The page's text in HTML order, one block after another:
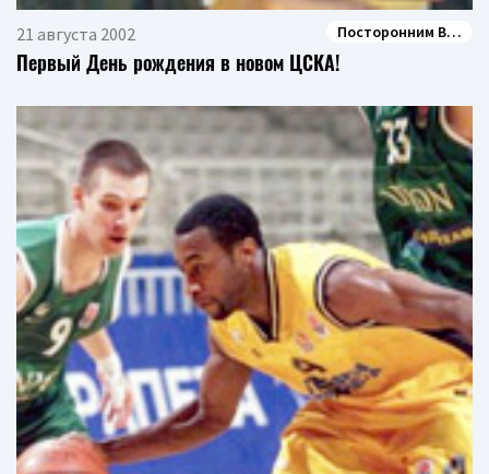
21 августа 2002 Посторонним В…
Первый День рождения в новом ЦСКА!